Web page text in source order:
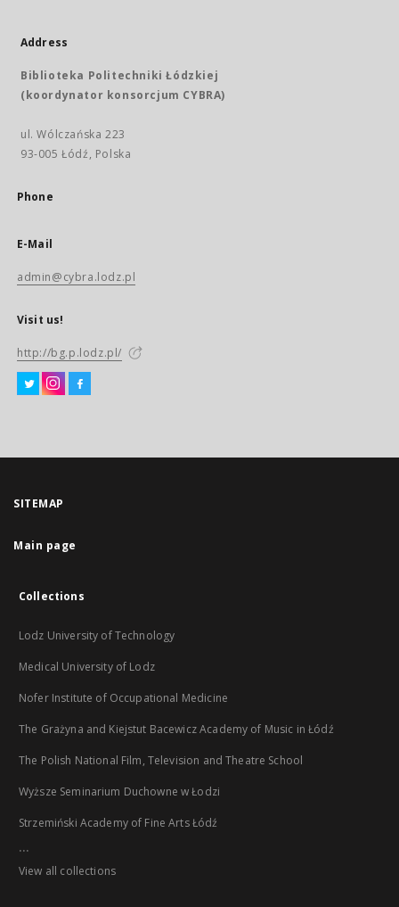
Address
Biblioteka Politechniki Łódzkiej
(koordynator konsorcjum CYBRA)
ul. Wólczańska 223
93-005 Łódź, Polska
Phone
E-Mail
admin@cybra.lodz.pl
Visit us!
http://bg.p.lodz.pl/
SITEMAP
Main page
Collections
Lodz University of Technology
Medical University of Lodz
Nofer Institute of Occupational Medicine
The Grażyna and Kiejstut Bacewicz Academy of Music in Łódź
The Polish National Film, Television and Theatre School
Wyższe Seminarium Duchowne w Łodzi
Strzemiński Academy of Fine Arts Łódź
...
View all collections